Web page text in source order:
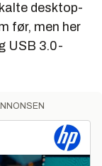
desktop-
før, men her
USB 3.0-